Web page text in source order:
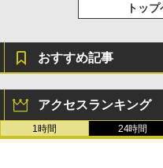
トッ
おすすめ記事
アクセスランキング
1時間 24時間